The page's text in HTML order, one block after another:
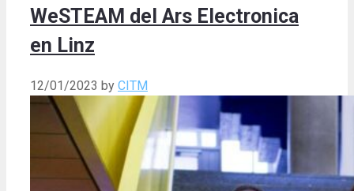
WeSTEAM del Ars Electronica
en Linz
12/01/2023 by CITM